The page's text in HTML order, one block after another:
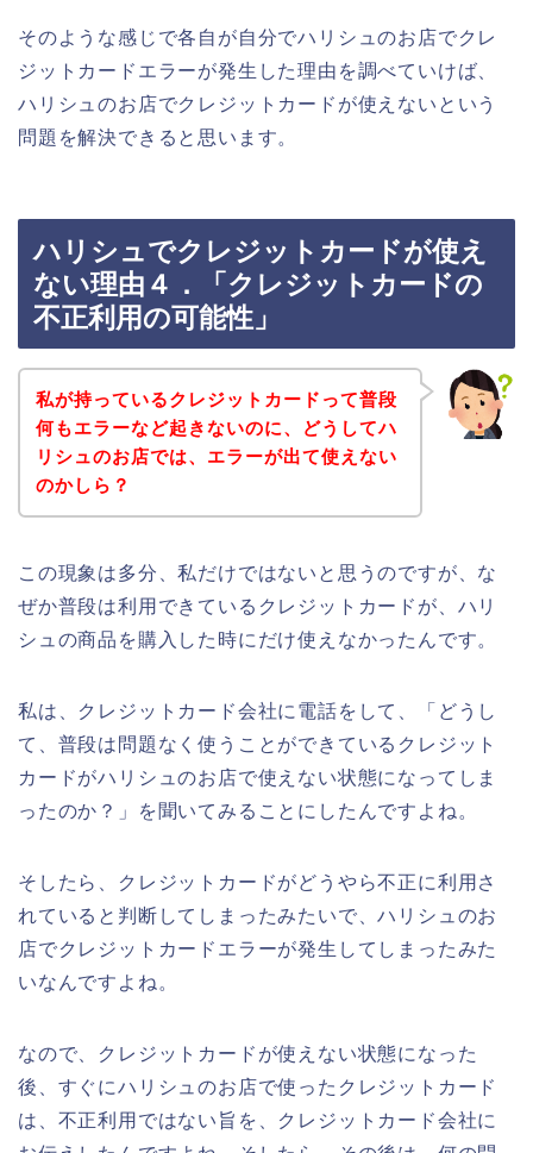
そのような感じで各自が自分でハリシュのお店でクレ
ジットカードエラーが発生した理由を調べていけば、
ハリシュのお店でクレジットカードが使えないという
問題を解決できると思います。
ハリシュでクレジットカードが使え
ない理由４．「クレジットカードの
不正利用の可能性」
私が持っているクレジットカードって普段
何もエラーなど起きないのに、どうしてハ
リシュのお店では、エラーが出て使えない
のかしら？
この現象は多分、私だけではないと思うのですが、な
ぜか普段は利用できているクレジットカードが、ハリ
シュの商品を購入した時にだけ使えなかったんです。
私は、クレジットカード会社に電話をして、「どうし
て、普段は問題なく使うことができているクレジット
カードがハリシュのお店で使えない状態になってしま
ったのか？」を聞いてみることにしたんですよね。
そしたら、クレジットカードがどうやら不正に利用さ
れていると判断してしまったみたいで、ハリシュのお
店でクレジットカードエラーが発生してしまったみた
いなんですよね。
なので、クレジットカードが使えない状態になった
後、すぐにハリシュのお店で使ったクレジットカード
は、不正利用ではない旨を、クレジットカード会社に